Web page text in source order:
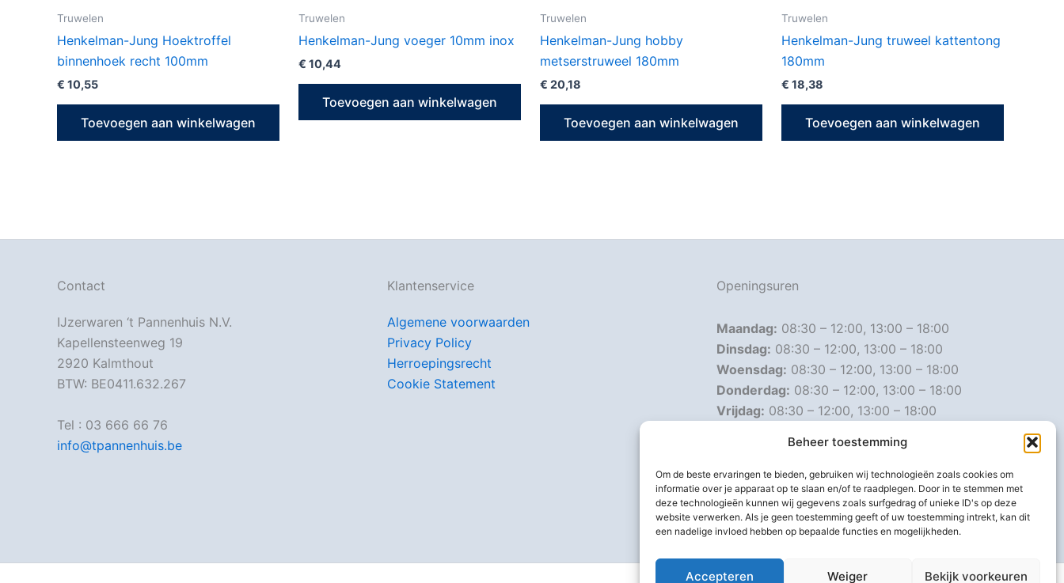
Beheer toestemming
Om de beste ervaringen te bieden, gebruiken wij technologieën zoals cookies om
informatie over je apparaat op te slaan en/of te raadplegen. Door in te stemmen met
deze technologieën kunnen wij gegevens zoals surfgedrag of unieke ID's op deze
website verwerken. Als je geen toestemming geeft of uw toestemming intrekt, kan dit
een nadelige invloed hebben op bepaalde functies en mogelijkheden.
Accepteren Weiger Bekijk voorkeuren
Truwelen
Henkelman-Jung Hoektroffel
binnenhoek recht 100mm
€ 10,55
Toevoegen aan winkelwagen
Truwelen
Henkelman-Jung voeger 10mm inox
€ 10,44
Toevoegen aan winkelwagen
Truwelen
Henkelman-Jung hobby
metserstruweel 180mm
€ 20,18
Toevoegen aan winkelwagen
Truwelen
Henkelman-Jung truweel kattentong
180mm
€ 18,38
Toevoegen aan winkelwagen
Contact
IJzerwaren ‘t Pannenhuis N.V.
Kapellensteenweg 19
2920 Kalmthout
BTW: BE0411.632.267
Tel : 03 666 66 76
info@tpannenhuis.be
Klantenservice
Algemene voorwaarden
Privacy Policy
Herroepingsrecht
Cookie Statement
Openingsuren
Maandag: 08:30 – 12:00, 13:00 – 18:00
Dinsdag: 08:30 – 12:00, 13:00 – 18:00
Woensdag: 08:30 – 12:00, 13:00 – 18:00
Donderdag: 08:30 – 12:00, 13:00 – 18:00
Vrijdag: 08:30 – 12:00, 13:00 – 18:00
Gesloten
Afwijkende openingsuren